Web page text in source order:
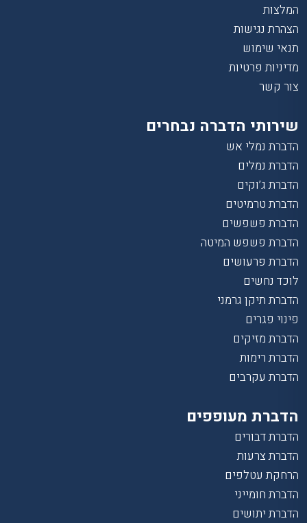
המלצות
הצהרת נגישות
תנאי שימוש
מדיניות פרטיות
צור קשר
שירותי הדברה נבחרים
הדברת נמלי אש
הדברת נמלים
הדברת ג’וקים
הדברת טרמיטים
הדברת פשפשים
הדברת פשפש המיטה
הדברת פרעושים
לוכד נחשים
הדברת תיקן גרמני
פינוי פגרים
הדברת מזיקים
הדברת רימות
הדברת עקרבים
הדברת מעופפים
הדברת דבורים
הדברת צרעות
הרחקת עטלפים
הדברת חומייני
הדברת יתושים